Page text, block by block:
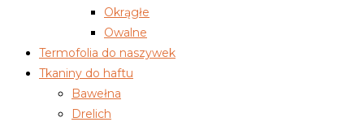
Okrągłe
Owalne
Termofolia do naszywek
Tkaniny do haftu
Bawełna
Drelich